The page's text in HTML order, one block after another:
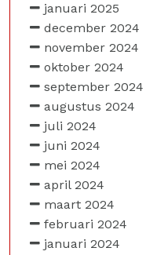
januari 2025
december 2024
november 2024
oktober 2024
september 2024
augustus 2024
juli 2024
juni 2024
mei 2024
april 2024
maart 2024
februari 2024
januari 2024